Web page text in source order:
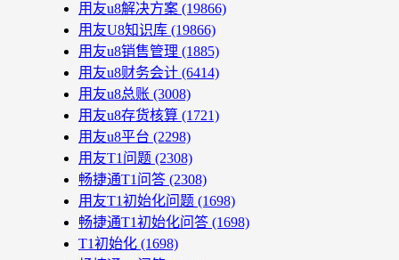
用友u8解决方案 (19866)
用友U8知识库 (19866)
用友u8销售管理 (1885)
用友u8财务会计 (6414)
用友u8总账 (3008)
用友u8存货核算 (1721)
用友u8平台 (2298)
用友T1问题 (2308)
畅捷通T1问答 (2308)
用友T1初始化问题 (1698)
畅捷通T1初始化问答 (1698)
T1初始化 (1698)